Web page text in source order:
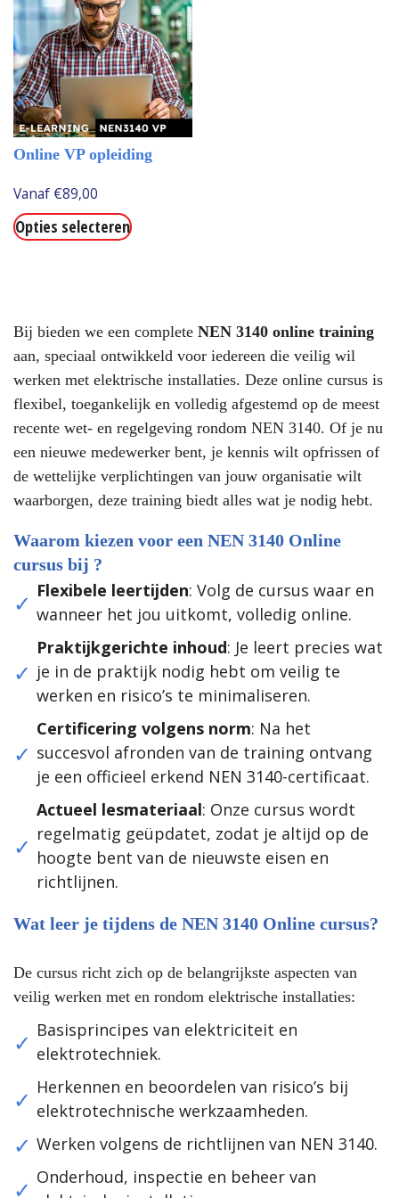
Deze
optie
kan
gekozen
worden
op
de
Online VP opleiding
Vanaf €89,00
Opties selecterenDit
Deze
optie
kan
gekozen
worden
op
de
productpagina
Bij bieden we een complete NEN 3140 online training
aan, speciaal ontwikkeld voor iedereen die veilig wil
werken met elektrische installaties. Deze online cursus is
flexibel, toegankelijk en volledig afgestemd op de meest
recente wet- en regelgeving rondom NEN 3140. Of je nu
een nieuwe medewerker bent, je kennis wilt opfrissen of
de wettelijke verplichtingen van jouw organisatie wilt
waarborgen, deze training biedt alles wat je nodig hebt.
Waarom kiezen voor een NEN 3140 Online
cursus bij ?
Flexibele leertijden: Volg de cursus waar en
wanneer het jou uitkomt, volledig online.
Praktijkgerichte inhoud: Je leert precies wat
je in de praktijk nodig hebt om veilig te
werken en risico’s te minimaliseren.
Certificering volgens norm: Na het
succesvol afronden van de training ontvang
je een officieel erkend NEN 3140-certificaat.
Actueel lesmateriaal: Onze cursus wordt
regelmatig geüpdatet, zodat je altijd op de
hoogte bent van de nieuwste eisen en
richtlijnen.
Wat leer je tijdens de NEN 3140 Online cursus?
De cursus richt zich op de belangrijkste aspecten van
veilig werken met en rondom elektrische installaties:
Basisprincipes van elektriciteit en
elektrotechniek.
Herkennen en beoordelen van risico’s bij
elektrotechnische werkzaamheden.
Werken volgens de richtlijnen van NEN 3140.
Onderhoud, inspectie en beheer van